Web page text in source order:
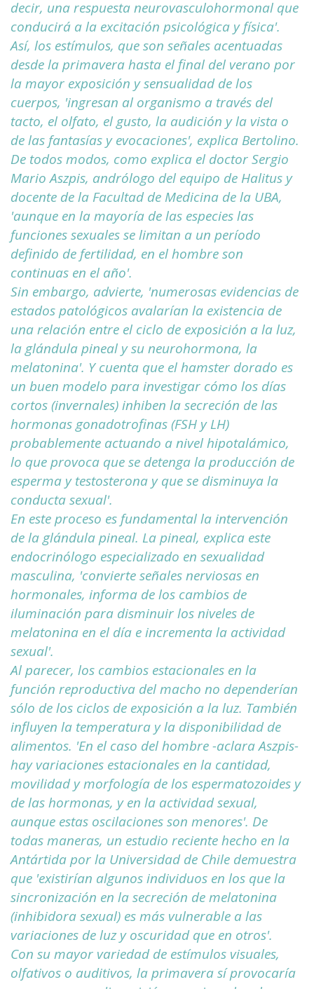
decir, una respuesta neurovasculohormonal que
conducirá a la excitación psicológica y física'.
Así, los estímulos, que son señales acentuadas
desde la primavera hasta el final del verano por
la mayor exposición y sensualidad de los
cuerpos, 'ingresan al organismo a través del
tacto, el olfato, el gusto, la audición y la vista o
de las fantasías y evocaciones', explica Bertolino.
De todos modos, como explica el doctor Sergio
Mario Aszpis, andrólogo del equipo de Halitus y
docente de la Facultad de Medicina de la UBA,
'aunque en la mayoría de las especies las
funciones sexuales se limitan a un período
definido de fertilidad, en el hombre son
continuas en el año'.
Sin embargo, advierte, 'numerosas evidencias de
estados patológicos avalarían la existencia de
una relación entre el ciclo de exposición a la luz,
la glándula pineal y su neurohormona, la
melatonina'. Y cuenta que el hamster dorado es
un buen modelo para investigar cómo los días
cortos (invernales) inhiben la secreción de las
hormonas gonadotrofinas (FSH y LH)
probablemente actuando a nivel hipotalámico,
lo que provoca que se detenga la producción de
esperma y testosterona y que se disminuya la
conducta sexual'.
En este proceso es fundamental la intervención
de la glándula pineal. La pineal, explica este
endocrinólogo especializado en sexualidad
masculina, 'convierte señales nerviosas en
hormonales, informa de los cambios de
iluminación para disminuir los niveles de
melatonina en el día e incrementa la actividad
sexual'.
Al parecer, los cambios estacionales en la
función reproductiva del macho no dependerían
sólo de los ciclos de exposición a la luz. También
influyen la temperatura y la disponibilidad de
alimentos. 'En el caso del hombre -aclara Aszpis-
hay variaciones estacionales en la cantidad,
movilidad y morfología de los espermatozoides y
de las hormonas, y en la actividad sexual,
aunque estas oscilaciones son menores'. De
todas maneras, un estudio reciente hecho en la
Antártida por la Universidad de Chile demuestra
que 'existirían algunos individuos en los que la
sincronización en la secreción de melatonina
(inhibidora sexual) es más vulnerable a las
variaciones de luz y oscuridad que en otros'.
Con su mayor variedad de estímulos visuales,
olfativos o auditivos, la primavera sí provocaría